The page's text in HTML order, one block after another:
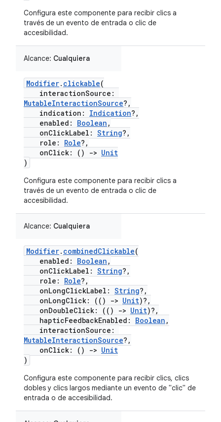
Configura este componente para recibir clics a
través de un evento de entrada o clic de
accesibilidad.
Alcance: Cualquiera
Modifier. clickable(
interactionSource:
MutableInteractionSource?,
indication: Indication?,
enabled: Boolean ,
onClickLabel: String?,
role: Role?,
onClick: ()
-> Unit
)
Configura este componente para recibir clics a
través de un evento de entrada o clic de
accesibilidad.
Alcance: Cualquiera
Modifier. combinedClickable(
enabled: Boolean ,
onClickLabel: String?,
role: Role?,
onLongClickLabel: String?,
onLongClick: (()
-> Unit)?,
onDoubleClick: (()
-> Unit)?,
hapticFeedbackEnabled: Boolean ,
interactionSource:
MutableInteractionSource?,
onClick: ()
-> Unit
)
Configura este componente para recibir clics, clics
dobles y clics largos mediante un evento de "clic" de
entrada o de accesibilidad.